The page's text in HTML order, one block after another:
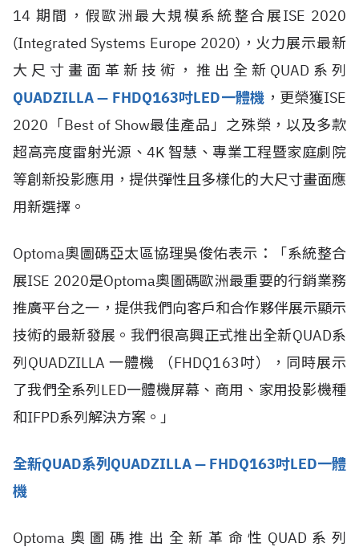
14 期間，假歐洲最大規模系統整合展ISE 2020
(Integrated Systems Europe 2020)，火力展示最新
大尺寸畫面革新技術，推出全新QUAD系列
QUADZILLA — FHDQ163吋LED一體機 ，更榮獲ISE
2020「Best of Show最佳產品」之殊榮，以及多款
超高亮度雷射光源、4K 智慧、專業工程暨家庭劇院
等創新投影應用，提供彈性且多樣化的大尺寸畫面應
用新選擇。
Optoma奧圖碼亞太區協理吳俊佑表示：「系統整合
展ISE 2020是Optoma奧圖碼歐洲最重要的行銷業務
推廣平台之一，提供我們向客戶和合作夥伴展示顯示
技術的最新發展。我們很高興正式推出全新QUAD系
列QUADZILLA 一體機 （FHDQ163吋），同時展示
了我們全系列LED一體機屏幕、商用、家用投影機種
和IFPD系列解決方案。」
全新QUAD系列QUADZILLA — FHDQ163吋LED一體
機
Optoma奧圖碼推出全新革命性QUAD系列